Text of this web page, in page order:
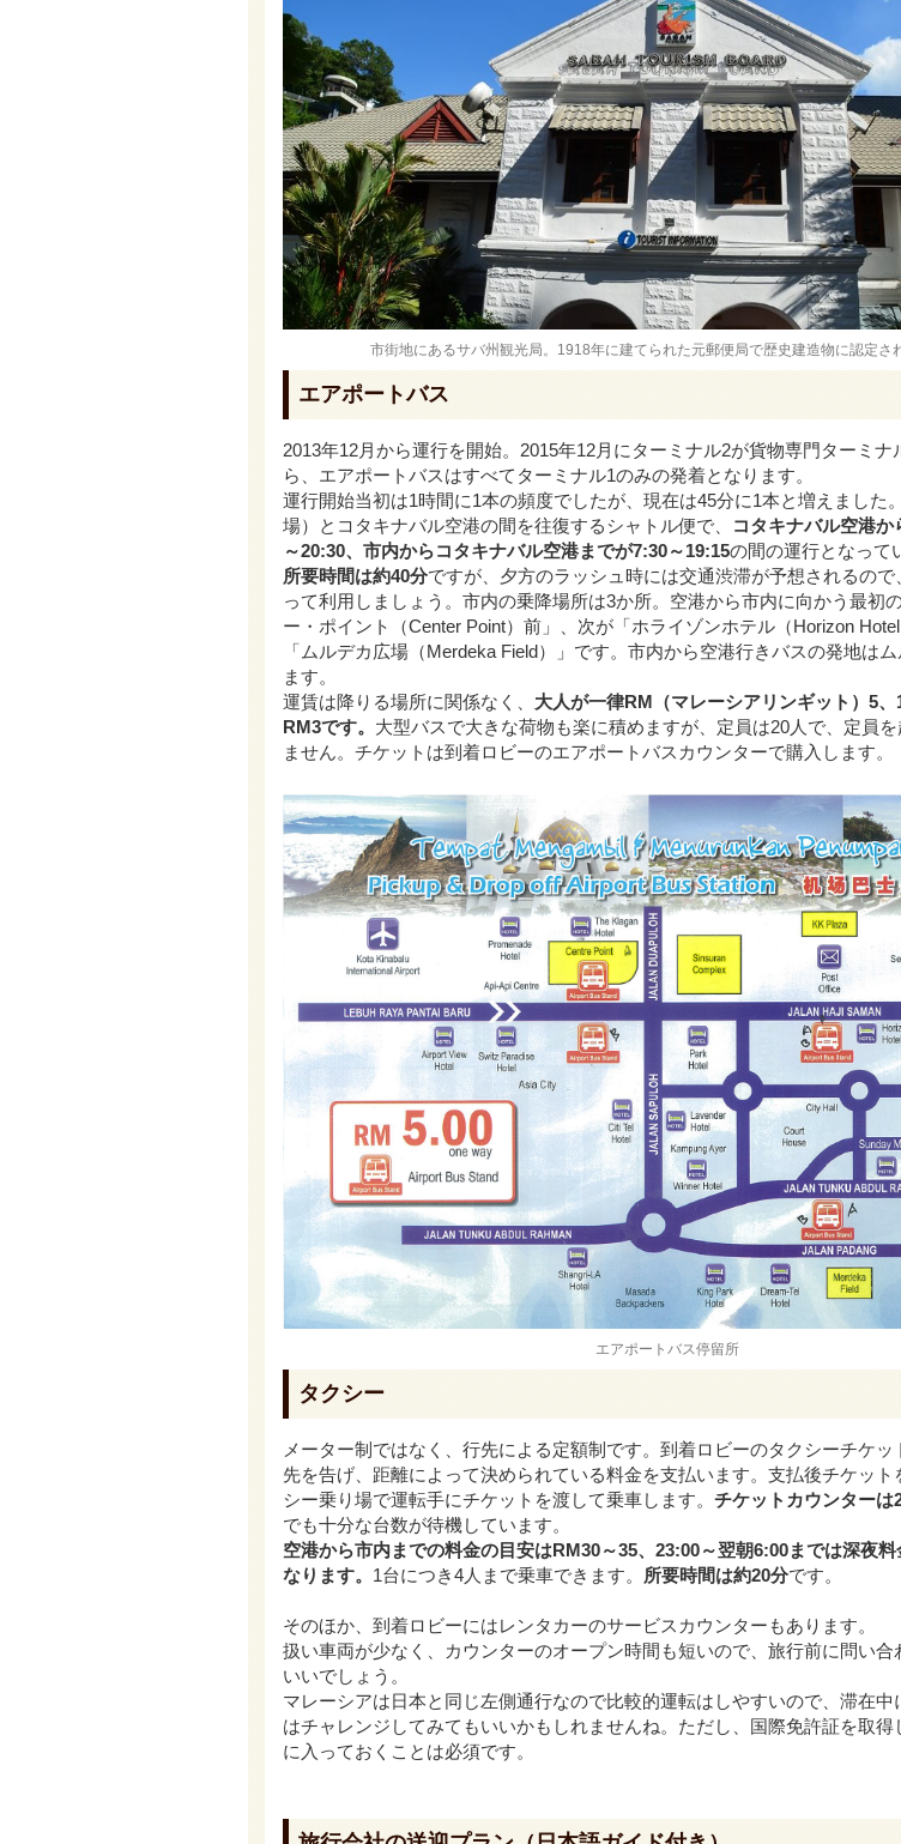
市街地にあるサバ州観光局。1918年に建てられた元郵便局で歴史建造物に認定さ
エアポートバス
2013年12月から運行を開始。2015年12月にターミナル2が貨物専門ターミナ
ら、エアポートバスはすべてターミナル1のみの発着となります。
運行開始当初は1時間に1本の頻度でしたが、現在は45分に1本と増えました
場）とコタキナバル空港の間を往復するシャトル便で、
コタキナバル空港か
～20:30、市内からコタキナバル空港までが7:30～19:15の間の運行となって
所要時間は約40分ですが、夕方のラッシュ時には交通渋滞が予想されるので
って利用しましょう。市内の乗降場所は3か所。空港から市内に向かう最初
ー・ポイント（Center Point）前」、次が「ホライゾンホテル（Horizon
「ムルデカ広場（Merdeka Field）」です。市内から空港行きバスの発地は
ます。
運賃は降りる場所に関係なく、 大人が一律RM（マレーシアリンギット）5
RM3です。 大型バスで大きな荷物も楽に積めますが、定員は20人で、定員
ません。チケットは到着ロビーのエアポートバスカウンターで購入します。
エアポートバス停留所
タクシー
メーター制ではなく、行先による定額制です。到着ロビーのタクシーチケッ
先を告げ、距離によって決められている料金を支払います。支払後チケット
シー乗り場で運転手にチケットを渡して乗車します。 チケットカウンターは
でも十分な台数が待機しています。
空港から市内までの料金の目安はRM30～35、23:00～翌朝6:00までは深夜
なります。 1台につき4人まで乗車できます。 所要時間は約20分です。
そのほか、到着ロビーにはレンタカーのサービスカウンターもあります。
扱い車両が少なく、カウンターのオープン時間も短いので、旅行前に問い合
いいでしょう。
マレーシアは日本と同じ左側通行なので比較的運転はしやすいので、滞在中
はチャレンジしてみてもいいかもしれませんね。ただし、国際免許証を取得
に入っておくことは必須です。